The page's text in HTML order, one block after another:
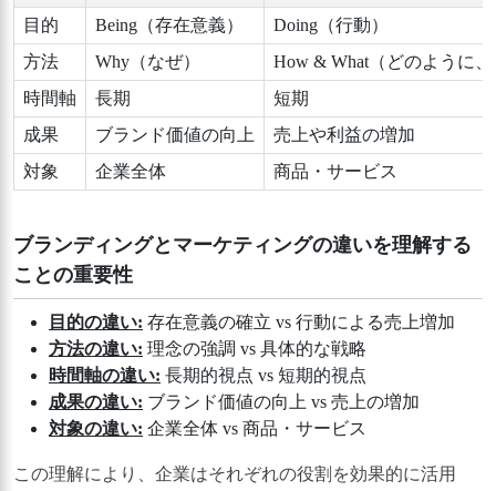
目的
Being（存在意義）
Doing（行動）
方法
Why（なぜ）
How & What（どのように
時間軸
長期
短期
成果
ブランド価値の向上
売上や利益の増加
対象
企業全体 商品・サービス
ブランディングとマーケティングの違いを理解する
ことの重要性
目的の違い: 存在意義の確立 vs 行動による売上増加
方法の違い: 理念の強調 vs 具体的な戦略
時間軸の違い: 長期的視点 vs 短期的視点
成果の違い: ブランド価値の向上 vs 売上の増加
対象の違い: 企業全体 vs 商品・サービス
この理解により、企業はそれぞれの役割を効果的に活用